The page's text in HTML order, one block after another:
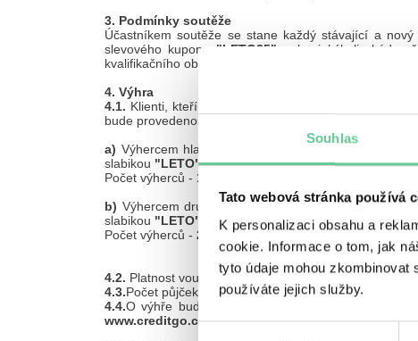
Souhlas
Tato webová stránka používá
K personalizaci obsahu a
cookie. Informace o tom, jak
tyto údaje mohou
používáte jejich služby.
3. Podmínky soutěže
Účastníkem soutěže se stane každý stávající a nový
slevového kuponu "LETO35" nebo jakýkoliv kód
kvalifikačního období půjčku uhradí včas a řádně.
4. Výhra
4.1. Klienti, kteří se kvalifikovali, budou zařazeni do
bude provedeno elektronicky náhodným výběrem z
a) Výhercem hlavní ceny Dárkového certifikátu na
slabikou "LETO", vezme a řádně uhradí2 půjčky.
Počet výherců - 1.
b) Výhercem druhé cenyDárkového certifikátu na
slabikou "LETO" , vezme a řádně uhradí nebo
Počet výherců - 2.
4.2. Platnost voucheru je 1 rok od vyhlášeni výherce.
4.3.Počet půjček není omezený. Každá půjčka, která
4.4.O výhře bude výherce informován telefonicky a
www.creditgo.cz.